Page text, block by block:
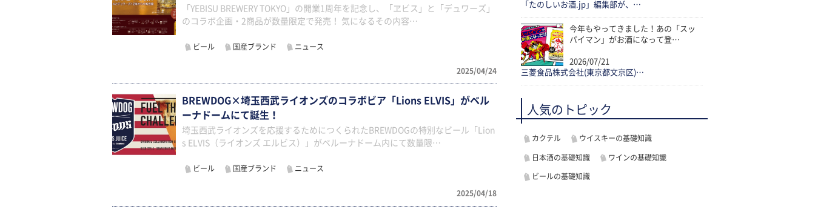
「YEBISU BREWERY TOKYO」の開業1周年を記念し、「ヱビス」と「デュワーズ」
のコラボ企画・2商品が数量限定で発売！ 気になるその内容…
ビール 国産ブランド ニュース
2025/04/24
BREWDOG×埼玉西武ライオンズのコラボビア「Lions ELVIS」がベル
ーナドームにて誕生！
埼玉西武ライオンズを応援するためにつくられたBREWDOGの特別なビール「Lion
s ELVIS（ライオンズ エルビス）」がベルーナドーム内にて数量限…
ビール 国産ブランド ニュース
2025/04/18
「たのしいお酒.jp」編集部が、…
今年もやってきました！あの「スッ
パイマン」がお酒になって登…
2026/07/21
三菱食品株式会社(東京都文京区)…
人気のトピック
カクテル ウイスキーの基礎知識
日本酒の基礎知識 ワインの基礎知識
ビールの基礎知識